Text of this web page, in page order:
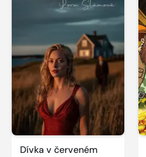
Dívka v červeném